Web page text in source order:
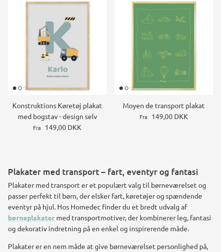
Konstruktions Køretøj plakat
med bogstav - design selv
Fra 149,00 DKK
Moyen de transport plakat
Fra 149,00 DKK
Plakater med transport – fart, eventyr og fantasi
Plakater med transport er et populært valg til børneværelset og
passer perfekt til børn, der elsker fart, køretøjer og spændende
eventyr på hjul. Hos Homedec finder du et bredt udvalg af
børneplakater med transportmotiver, der kombinerer leg, fantasi
og dekorativ indretning på en enkel og inspirerende måde.
Plakater er en nem måde at give børneværelset personlighed på,